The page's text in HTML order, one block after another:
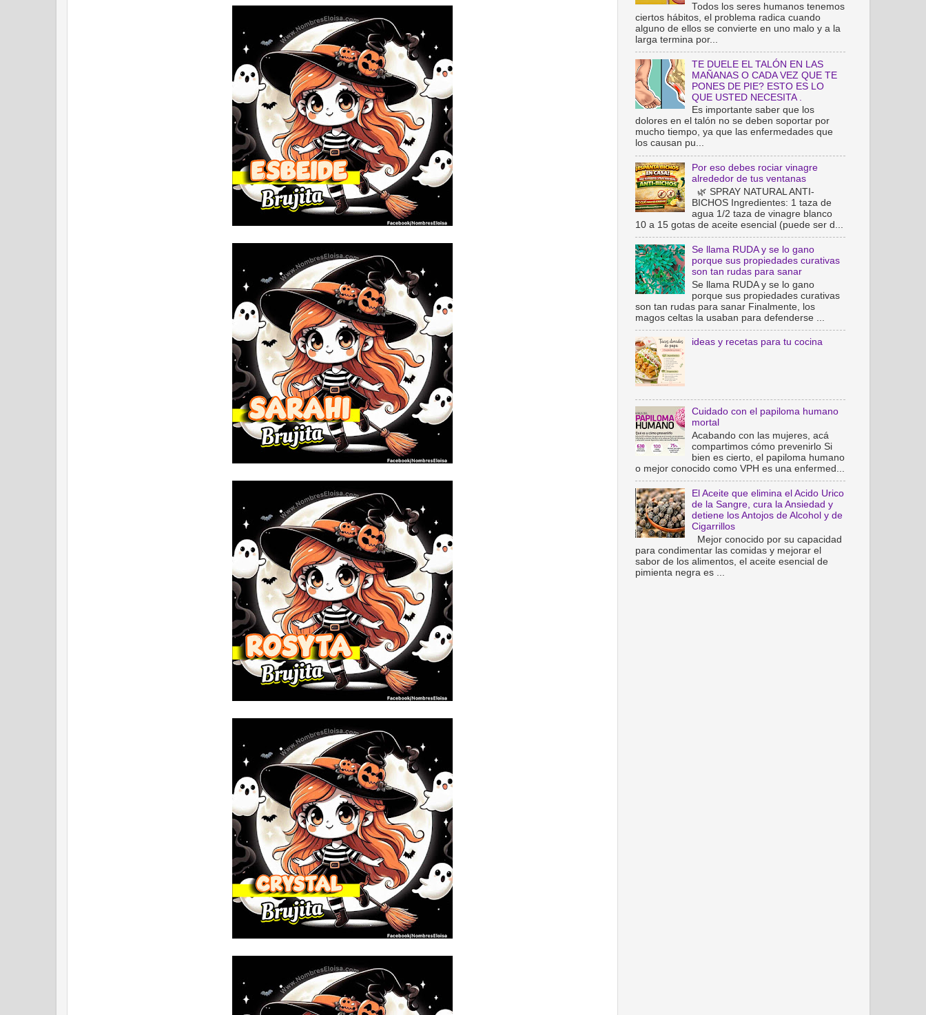
Todos los seres humanos tenemos
ciertos hábitos, el problema radica cuando
alguno de ellos se convierte en uno malo y a la
larga termina por...
TE DUELE EL TALÓN EN LAS
MAÑANAS O CADA VEZ QUE TE
PONES DE PIE? ESTO ES LO
QUE USTED NECESITA .
Es importante saber que los
dolores en el talón no se deben soportar por
mucho tiempo, ya que las enfermedades que
los causan pu...
Por eso debes rociar vinagre
alrededor de tus ventanas
🌿 SPRAY NATURAL ANTI-
BICHOS Ingredientes: 1 taza de
agua 1/2 taza de vinagre blanco
10 a 15 gotas de aceite esencial (puede ser d...
Se llama RUDA y se lo gano
porque sus propiedades curativas
son tan rudas para sanar
Se llama RUDA y se lo gano
porque sus propiedades curativas
son tan rudas para sanar Finalmente, los
magos celtas la usaban para defenderse ...
ideas y recetas para tu cocina
Cuidado con el papiloma humano
mortal
Acabando con las mujeres, acá
compartimos cómo prevenirlo Si
bien es cierto, el papiloma humano
o mejor conocido como VPH es una enfermed...
El Aceite que elimina el Acido Urico
de la Sangre, cura la Ansiedad y
detiene los Antojos de Alcohol y de
Cigarrillos
Mejor conocido por su capacidad
para condimentar las comidas y mejorar el
sabor de los alimentos, el aceite esencial de
pimienta negra es ...